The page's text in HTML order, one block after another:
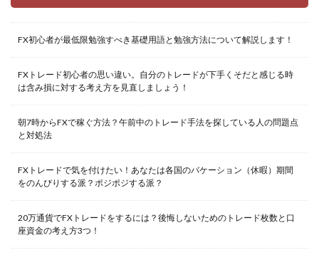
FX初心者が最低限勉強すべき基礎用語と勉強方法について解説します！
FXトレード初心者の思い違い。自分のトレードが下手くそだと感じる時
は含み損に対する考え方を見直しましょう！
朝7時からFXで稼ぐ方法？午前中のトレード手法を探している人の問題点
と対処法
FXトレードで気を付けたい！あなたは各国のバケーション（休暇）期間
をのんびりする派？ポジポジする派？
20万通貨でFXトレードをするには？後悔しないためのトレード枚数と口
座資金の考え方3つ！